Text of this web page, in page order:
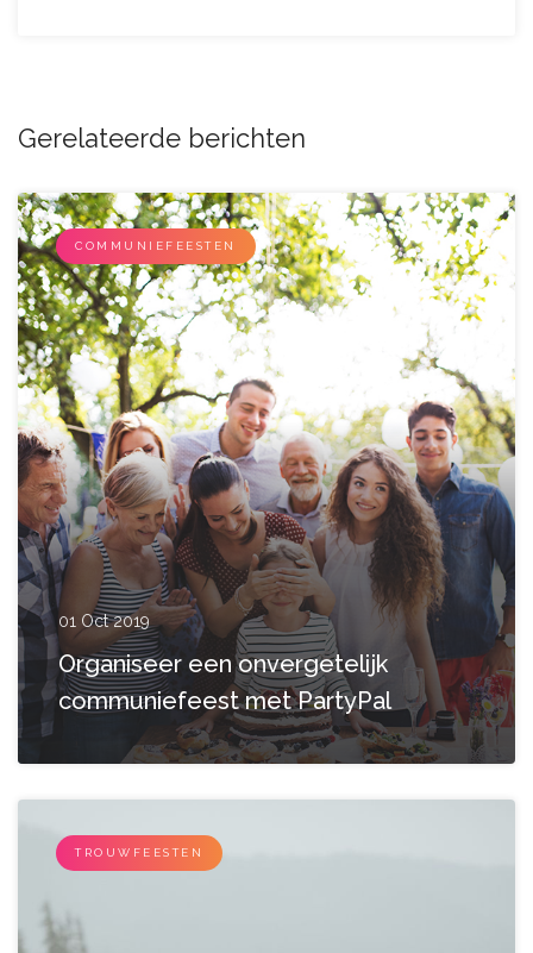
Gerelateerde berichten
COMMUNIEFEESTEN
01 Oct 2019
Organiseer een onvergetelijk
communiefeest met PartyPal
TROUWFEESTEN